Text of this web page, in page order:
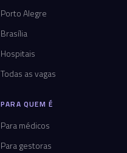
Porto Alegre
Brasília
Hospitais
Todas as vagas
PARA QUEM É
Para médicos
Para gestoras